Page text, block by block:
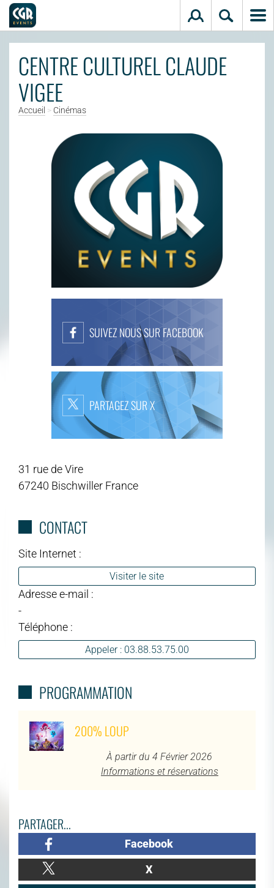
CENTRE CULTUREL CLAUDE
VIGEE
Accueil > Cinémas
SUIVEZ NOUS SUR FACEBOOK
PARTAGEZ SUR X
31 rue de Vire
67240 Bischwiller France
CONTACT
Site Internet :
Visiter le site
Adresse e-mail :
-
Téléphone :
Appeler : 03.88.53.75.00
PROGRAMMATION
200% LOUP
À partir du 4 Février 2026
Informations et réservations
PARTAGER...
Facebook
X